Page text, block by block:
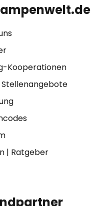
Kooperationen
Stellenangebote
| Ratgeber